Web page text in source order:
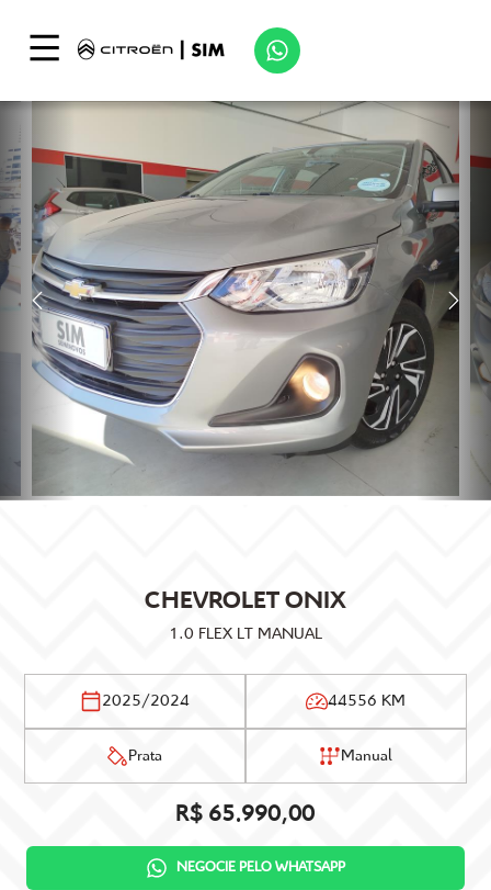
CHEVROLET ONIX
1.0 FLEX LT MANUAL
2025/2024 44556 KM
Prata Manual
R$ 65.990,00
NEGOCIE PELO WHATSAPP